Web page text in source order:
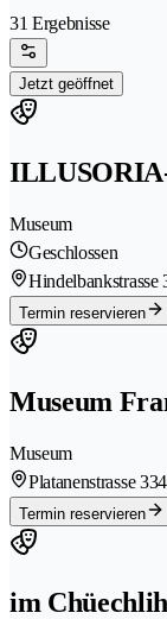
31 Ergebnisse
Jetzt geöffnet
Museum
Geschlossen
Hindelbankstrasse
Termin reservieren
Museum
Museum
Platanenstrasse 3
Termin reservieren
im